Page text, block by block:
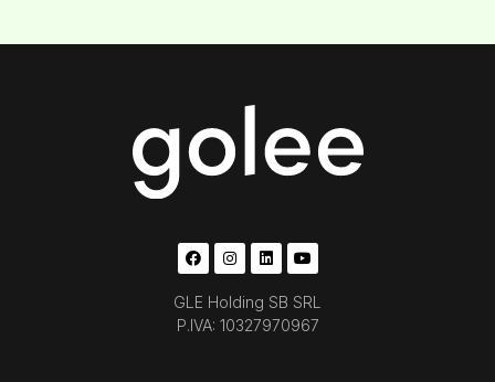
GLE Holding SB SRL
P.IVA: 10327970967